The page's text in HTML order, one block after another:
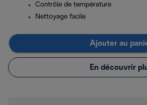
Contrôle de température
Nettoyage facile
Ajouter au
En découvrir